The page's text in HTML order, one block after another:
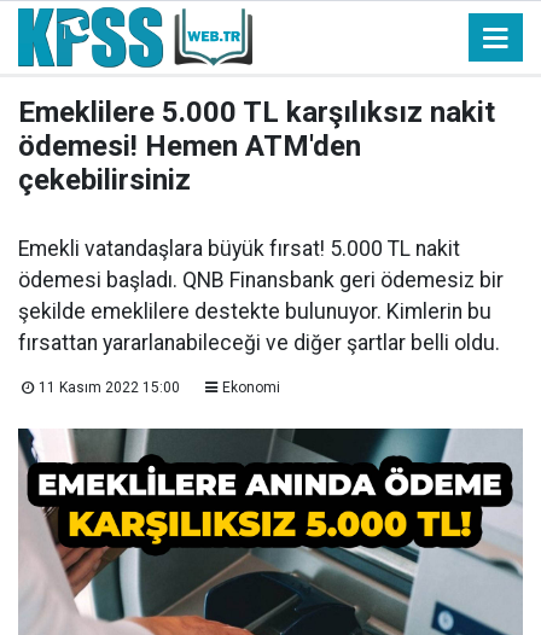
Emeklilere 5.000 TL karşılıksız nakit
ödemesi! Hemen ATM'den
çekebilirsiniz
Emekli vatandaşlara büyük fırsat! 5.000 TL nakit
ödemesi başladı. QNB Finansbank geri ödemesiz bir
şekilde emeklilere destekte bulunuyor. Kimlerin bu
fırsattan yararlanabileceği ve diğer şartlar belli oldu.
11 Kasım 2022 15:00 Ekonomi